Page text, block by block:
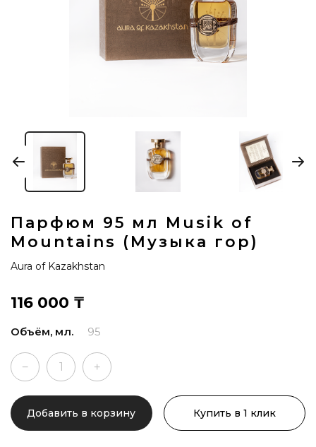
Парфюм 95 мл Musik of
Mountains (Музыка гор)
Aura of Kazakhstan
116 000 ₸
Объём, мл. 95
− +
Добавить в корзину Купить в 1 клик